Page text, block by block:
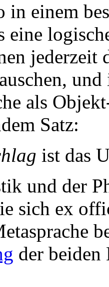
in einem
eine
als
Satz:
ist das
und der
sich ex
der beiden